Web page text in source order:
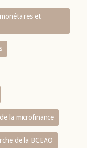
et
la microfinance
de la BCEAO